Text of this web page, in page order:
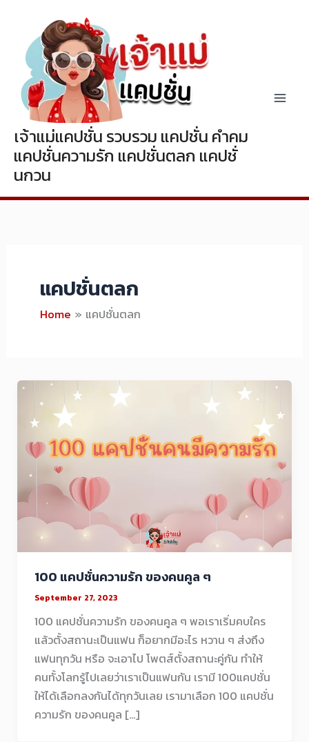
content
เจ้าแม่แคปชั่น รวบรวม แคปชั่น คำคม
แคปชั่นความรัก แคปชั่นตลก แคปชั่
นกวน
แคปชั่นตลก
Home แคปชั่นตลก
100 แคปชั่นความรัก ของคนคูล ๆ
September 27, 2023
100 แคปชั่นความรัก ของคนคูล ๆ พอเราเริ่มคบใคร
แล้วตั้งสถานะเป็นแฟน ก็อยากมีอะไร หวาน ๆ ส่งถึง
แฟนทุกวัน หรือ จะเอาไป โพตส์ตั้งสถานะคู่กัน ทำให้
คนทั้งโลกรู้ไปเลยว่าเราเป็นแฟนกัน เรามี 100แคปชั่น
ให้ได้เลือกลงกันได้ทุกวันเลย เรามาเลือก 100 แคปชั่น
ความรัก ของคนคูล […]